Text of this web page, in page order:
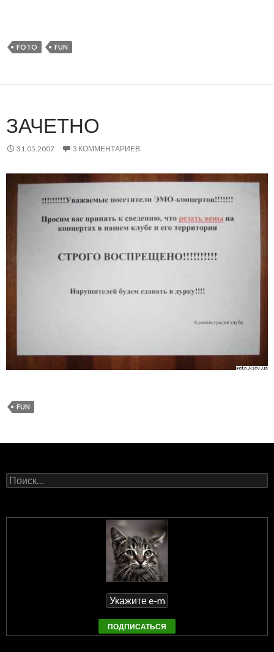
FOTO FUN
ЗАЧЕТНО
31.05.2007 3 КОММЕНТАРИЕВ
FUN
Найти: